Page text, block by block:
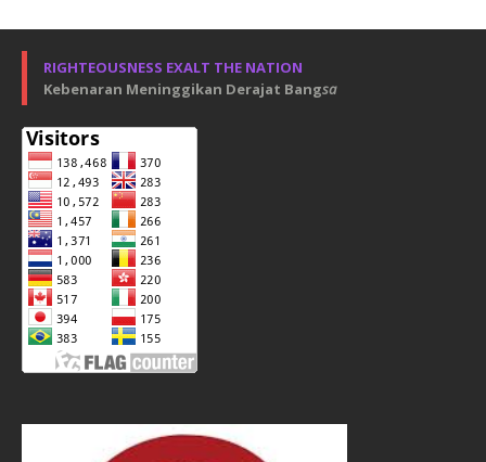
RIGHTEOUSNESS EXALT THE NATION
Kebenaran Meninggikan Derajat Bangsa